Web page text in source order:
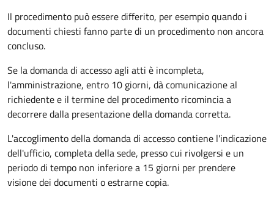
Il procedimento può essere differito, per esempio quando i
documenti chiesti fanno parte di un procedimento non ancora
concluso.
Se la domanda di accesso agli atti è incompleta,
l'amministrazione, entro 10 giorni, dà comunicazione al
richiedente e il termine del procedimento ricomincia a
decorrere dalla presentazione della domanda corretta.
L'accoglimento della domanda di accesso contiene l'indicazione
dell'ufficio, completa della sede, presso cui rivolgersi e un
periodo di tempo non inferiore a 15 giorni per prendere
visione dei documenti o estrarne copia.